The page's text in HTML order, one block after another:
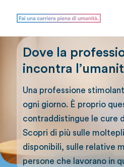
Dove la
incontra
Una professione
ogni giorno. È proprio
contraddistingue le cure
Scopri di più sulle
disponibili, sulle relative
persone che lavorano in